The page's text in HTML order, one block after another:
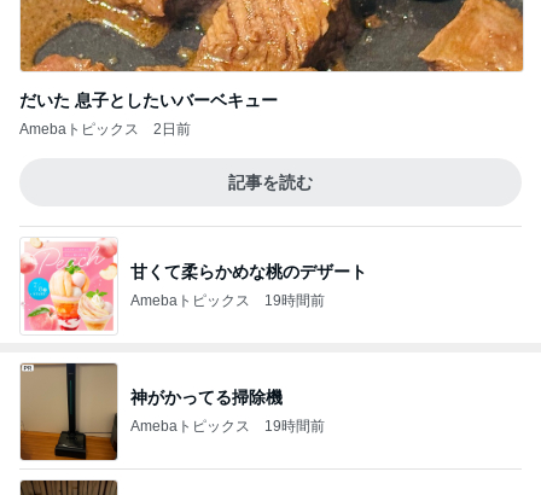
だいた 息子としたいバーベキュー
Amebaトピックス 2日前
記事を読む
甘くて柔らかめな桃のデザート
Amebaトピックス 19時間前
神がかってる掃除機
Amebaトピックス 19時間前